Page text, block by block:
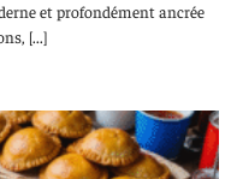
et profondément ancrée
[...]